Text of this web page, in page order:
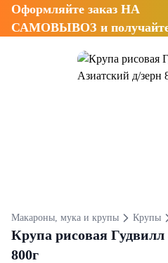
Оформляйте заказ НА
САМОВЫВОЗ и
Макароны, мука и крупы Крупы
Крупа рисовая Гудвилл
800г